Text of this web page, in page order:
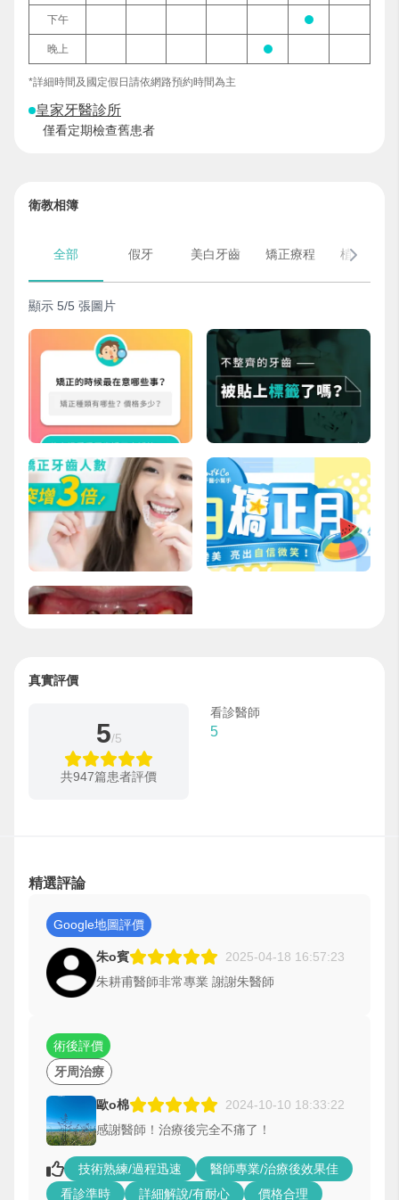
下午
晚上
*詳細時間及國定假日請依網路預約時間為主
皇家牙醫診所
僅看定期檢查舊患者
衛教相簿
全部 假牙 美白牙齒 矯正療程 植牙療程
顯示 5/5 張圖片
真實評價
5/5
共947篇患者評價
看診醫師
5
精選評論
Google地圖評價
朱o賓
2025-04-18 16:57:23
朱耕甫醫師非常專業 謝謝朱醫師
牙周治療
術後評價
歐o棉
2024-10-10 18:33:22
感謝醫師！治療後完全不痛了！
技術熟練/過程迅速
醫師專業/治療後效果佳
看診準時
詳細解說/有耐心 價格合理